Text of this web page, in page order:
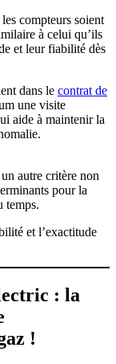
compteurs soient
à celui qu’ils
et leur fiabilité dès
dans le contrat de
une visite
aide à maintenir la
autre critère non
pour la
temps.
et l’exactitude
: la
!